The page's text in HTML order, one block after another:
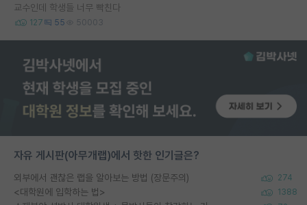
교수인데 학생들 너무 빡친다
127 55 50003
자유 게시판(아무개랩)에서 핫한 인기글은?
외부에서 괜찮은 랩을 알아보는 방법 (장문주의) 274
<대학원에 입학하는 법> 1388